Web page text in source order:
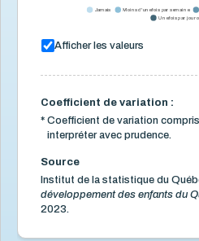
Utilisation des écrans à la
Fréquence à laquelle les
Jamais Moins d'une fois par semaine
Une fois par jour
Afficher les valeurs
Coefficient de variation :
* Coefficient de variation
interpréter avec prudence.
Source
Institut de la statistique du
développement des enfants du
2023.